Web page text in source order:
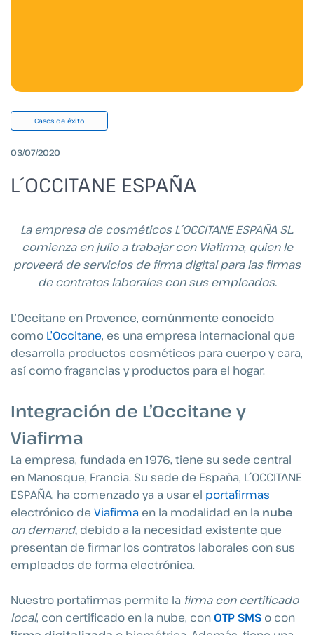
Casos de éxito
03/07/2020
L´OCCITANE ESPAÑA
La empresa de cosméticos L´OCCITANE ESPAÑA SL.
comienza en julio a trabajar con Viafirma, quien le
proveerá de servicios de firma digital para las firmas
de contratos laborales con sus empleados.
L’Occitane en Provence, comúnmente conocido
como L’Occitane, es una empresa internacional que
desarrolla productos cosméticos para cuerpo y cara,
así como fragancias y productos para el hogar.
Integración de L’Occitane y
Viafirma
La empresa, fundada en 1976, tiene su sede central
en Manosque, Francia. Su sede de España, L´OCCITANE
ESPAÑA, ha comenzado ya a usar el portafirmas
electrónico de Viafirma en la modalidad en la nube
on demand, debido a la necesidad existente que
presentan de firmar los contratos laborales con sus
empleados de forma electrónica.
Nuestro portafirmas permite la firma con certificado
local, con certificado en la nube, con OTP SMS o con